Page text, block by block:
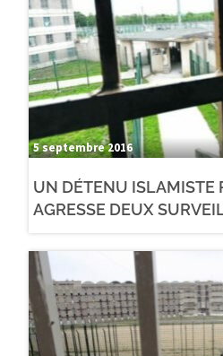
5 septembre 2016
UN DÉTENU ISLAMISTE
AGRESSE DEUX